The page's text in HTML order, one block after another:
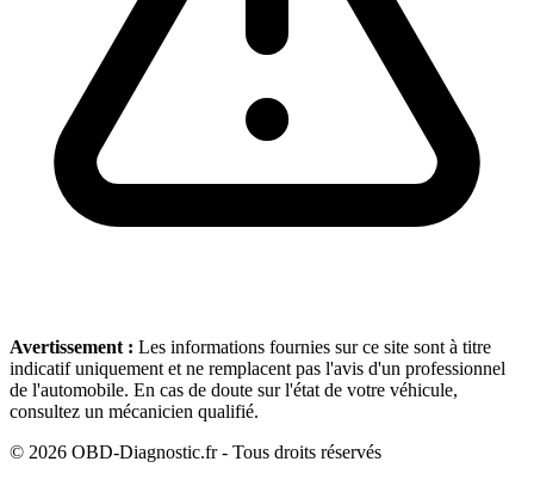
Avertissement : Les informations fournies sur ce site sont à titre
indicatif uniquement et ne remplacent pas l'avis d'un professionnel
de l'automobile. En cas de doute sur l'état de votre véhicule,
consultez un mécanicien qualifié.
© 2026 OBD-Diagnostic.fr - Tous droits réservés